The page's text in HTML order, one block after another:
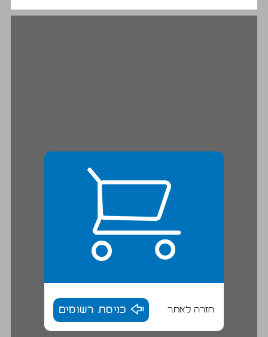
חזרה לאתר כניסת רשומים